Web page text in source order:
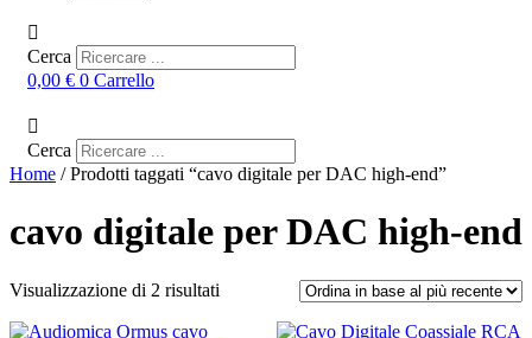
Cerca
0,00 € 0 Carrello
Cerca
Home / Prodotti taggati “cavo digitale per DAC high-end”
cavo digitale per DAC high-end
Visualizzazione di 2 risultati